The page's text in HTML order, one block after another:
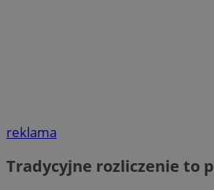
reklama
Tradycyjne rozliczenie to